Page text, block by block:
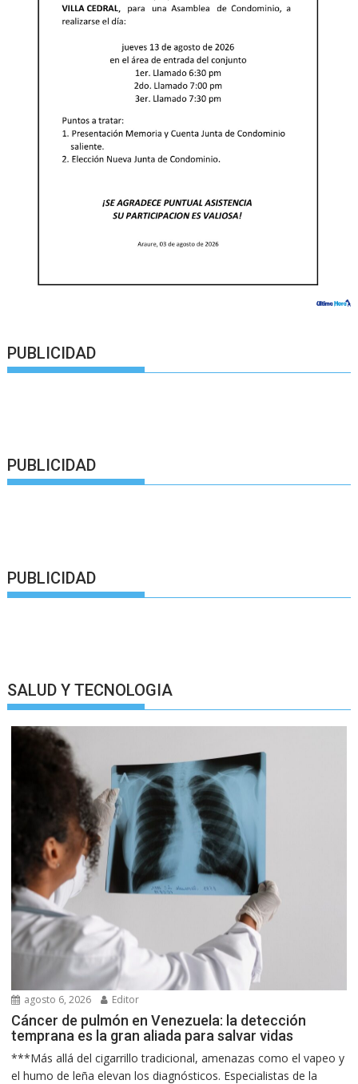
PUBLICIDAD
PUBLICIDAD
PUBLICIDAD
SALUD Y TECNOLOGIA
agosto 6, 2026 Editor
Cáncer de pulmón en Venezuela: la detección
temprana es la gran aliada para salvar vidas
***Más allá del cigarrillo tradicional, amenazas como el vapeo y
el humo de leña elevan los diagnósticos. Especialistas de la